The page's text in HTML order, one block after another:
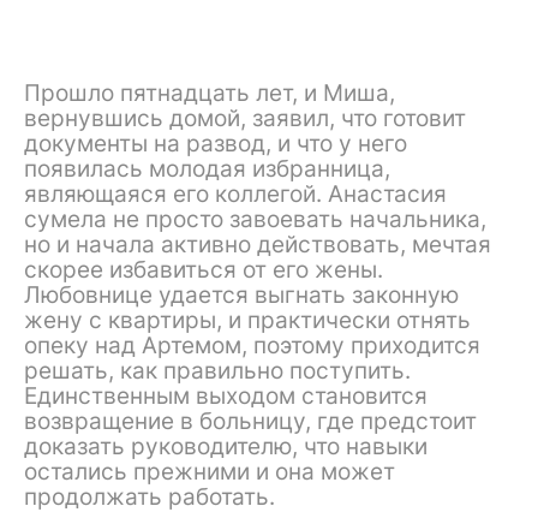
Прошло пятнадцать лет, и Миша,
вернувшись домой, заявил, что готовит
документы на развод, и что у него
появилась молодая избранница,
являющаяся его коллегой. Анастасия
сумела не просто завоевать начальника,
но и начала активно действовать, мечтая
скорее избавиться от его жены.
Любовнице удается выгнать законную
жену с квартиры, и практически отнять
опеку над Артемом, поэтому приходится
решать, как правильно поступить.
Единственным выходом становится
возвращение в больницу, где предстоит
доказать руководителю, что навыки
остались прежними и она может
продолжать работать.